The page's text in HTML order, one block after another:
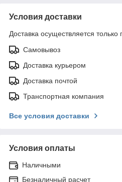
Условия доставки
Доставка осуществляется только
Самовывоз
Доставка курьером
Доставка почтой
Транспортная компания
Все условия доставки
Условия оплаты
Наличными
Безналичный расчет